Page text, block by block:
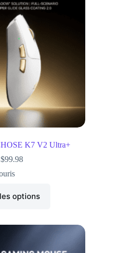
K7 V2 Ultra+
$99.98
options